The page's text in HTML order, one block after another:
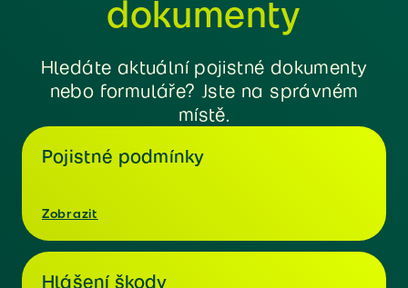
dokumenty
Hledáte aktuální pojistné dokumenty
nebo formuláře? Jste na správném
místě.
Pojistné podmínky
Zobrazit
Hlášení škody